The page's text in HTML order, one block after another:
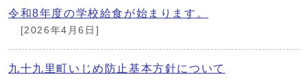
令和8年度の学校給食が始まります。
[2026年4月6日]
九十九里町いじめ防止基本方針について